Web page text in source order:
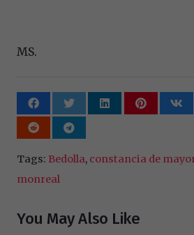
MS.
Tags: Bedolla, constancia de
monreal
You May Also Like